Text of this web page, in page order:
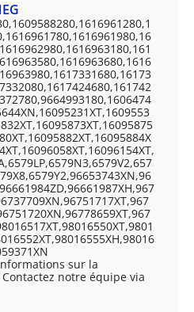
sur la
notre équipe via